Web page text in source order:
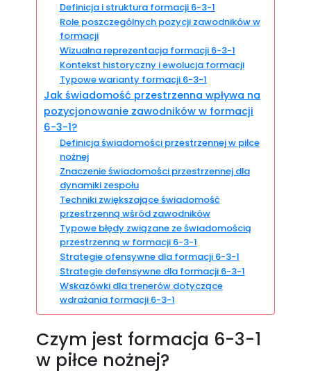
Definicja i struktura formacji 6-3-1
Role poszczególnych pozycji zawodników w
formacji
Wizualna reprezentacja formacji 6-3-1
Kontekst historyczny i ewolucja formacji
Typowe warianty formacji 6-3-1
Jak świadomość przestrzenna wpływa na
pozycjonowanie zawodników w formacji
6-3-1?
Definicja świadomości przestrzennej w piłce
nożnej
Znaczenie świadomości przestrzennej dla
dynamiki zespołu
Techniki zwiększające świadomość
przestrzenną wśród zawodników
Typowe błędy związane ze świadomością
przestrzenną w formacji 6-3-1
Strategie ofensywne dla formacji 6-3-1
Strategie defensywne dla formacji 6-3-1
Wskazówki dla trenerów dotyczące
wdrażania formacji 6-3-1
Czym jest formacja 6-3-1
w piłce nożnej?